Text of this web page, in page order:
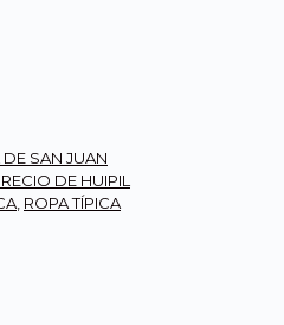
DE SAN JUAN
DE HUIPIL
ROPA TÍPICA